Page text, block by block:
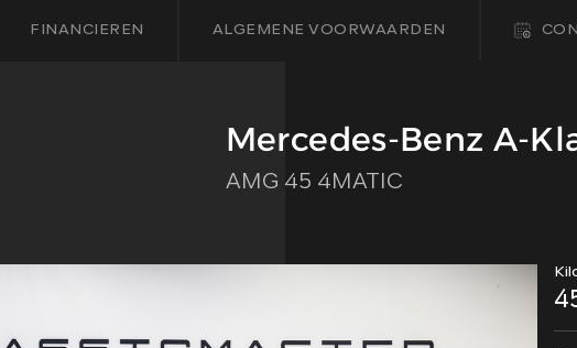
FINANCIEREN ALGEMENE VOORWAARDEN
HOME
Mercedes-Benz A-
AMG 45 4MATIC